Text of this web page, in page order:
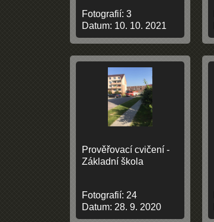
Fotografií: 3
Datum: 10. 10. 2021
Prověřovací cvičení -
Základní škola
Fotografií: 24
Datum: 28. 9. 2020